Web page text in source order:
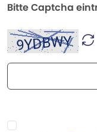
Bitte Captcha